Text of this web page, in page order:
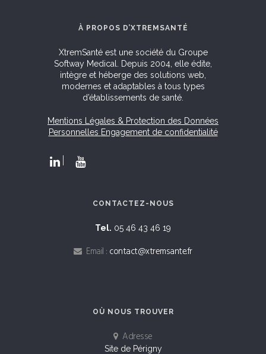
À PROPOS D’XTREMSANTÉ
XtremSanté est une société du Groupe
Softway Medical. Depuis 2004, elle édite,
intègre et héberge des solutions web,
modernes et adaptables à tous types
d’établissements de santé.
Mentions Légales & Protection des Données
Personnelles Engagement de confidentialité
CONTACTEZ-NOUS
Tel. 05 46 43 46 19
Email : contact@xtremsante.fr
OÙ NOUS TROUVER
Adresse
Site de Périgny